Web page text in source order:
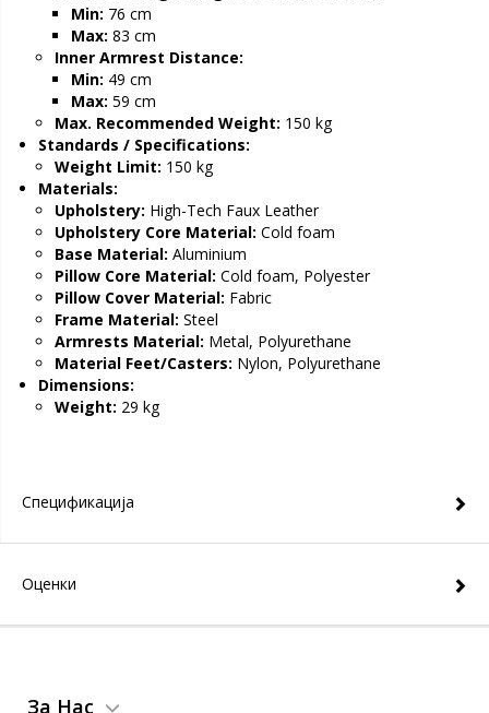
Min: 76 cm
Max: 83 cm
Inner Armrest Distance:
Min: 49 cm
Max: 59 cm
Max. Recommended Weight: 150 kg
Standards / Specifications:
Weight Limit: 150 kg
Materials:
Upholstery: High-Tech Faux Leather
Upholstery Core Material: Cold foam
Base Material: Aluminium
Pillow Core Material: Cold foam, Polyester
Pillow Cover Material: Fabric
Frame Material: Steel
Armrests Material: Metal, Polyurethane
Material Feet/Casters: Nylon, Polyurethane
Dimensions:
Weight: 29 kg
Спецификација
Оценки
За Нас